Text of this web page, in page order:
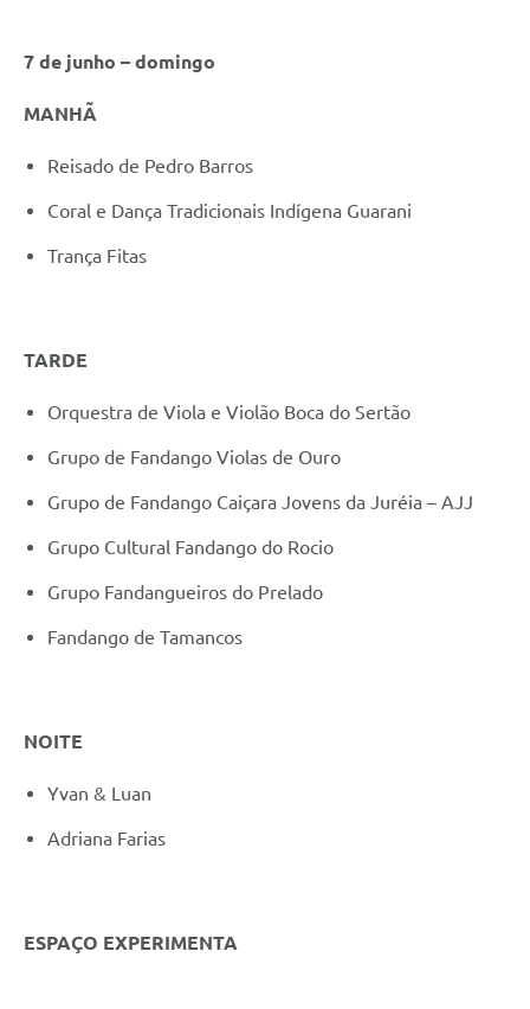
7 de junho – domingo
MANHÃ
Reisado de Pedro Barros
Coral e Dança Tradicionais Indígena Guarani
Trança Fitas
TARDE
Orquestra de Viola e Violão Boca do Sertão
Grupo de Fandango Violas de Ouro
Grupo de Fandango Caiçara Jovens da Juréia – AJJ
Grupo Cultural Fandango do Rocio
Grupo Fandangueiros do Prelado
Fandango de Tamancos
NOITE
Yvan & Luan
Adriana Farias
ESPAÇO EXPERIMENTA